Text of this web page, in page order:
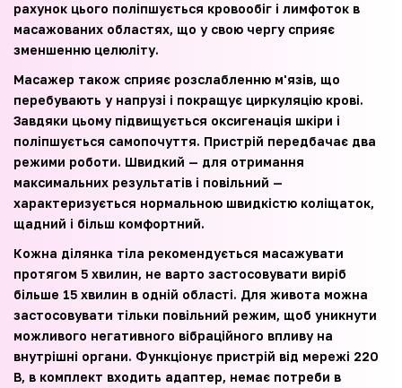
рахунок цього поліпшується кровообіг і лимфоток в
масажованих областях, що у свою чергу сприяє
зменшенню целюліту.
Масажер також сприяє розслабленню м'язів, що
перебувають у напрузі і покращує циркуляцію крові.
Завдяки цьому підвищується оксигенація шкіри і
поліпшується самопочуття. Пристрій передбачає два
режими роботи. Швидкий — для отримання
максимальних результатів і повільний —
характеризується нормальною швидкістю коліщаток,
щадний і більш комфортний.
Кожна ділянка тіла рекомендується масажувати
протягом 5 хвилин, не варто застосовувати виріб
більше 15 хвилин в одній області. Для живота можна
застосовувати тільки повільний режим, щоб уникнути
можливого негативного вібраційного впливу на
внутрішні органи. Функціонує пристрій від мережі 220
В, в комплект входить адаптер, немає потреби в